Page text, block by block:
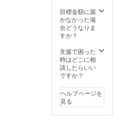
2023年
8月〜
2024年
8月まで
ます ※
Twitter
アカウ
ントに
はもち
ろん区
別させ
て頂き
目標金額に届
かなかった場
合どうなりま
すか？
支援で困った
時はどこに相
談したらいい
ですか？
ヘルプページを
見る